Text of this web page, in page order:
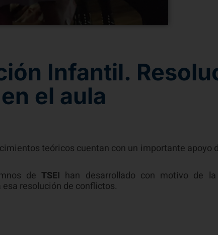
Infantil.
el aula
teóricos cuentan con un importante apoyo
deTSEI han desarrollado con motivo de
resolución de conflictos.